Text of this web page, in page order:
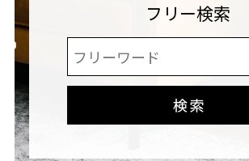
フリー検索